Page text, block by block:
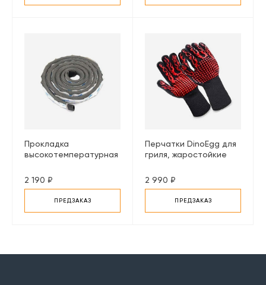
Прокладка
высокотемпературная
типов керамических
грилей (за 1 метр)
2 190 ₽
ПРЕДЗАКАЗ
Перчатки DinoEgg для
гриля, жаростойкие
2 990 ₽
ПРЕДЗАКАЗ